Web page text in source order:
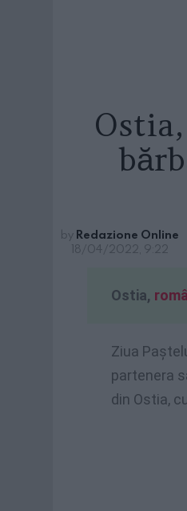
by Redazione Online
18/04/2022, 9:22
Ostia,
Ziua
partenera
din Ostia,